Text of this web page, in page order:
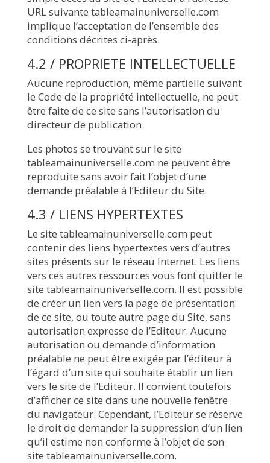
URL suivante tableamainuniverselle.com
implique l’acceptation de l’ensemble des
conditions décrites ci-après.
4.2 / PROPRIETE INTELLECTUELLE
Aucune reproduction, même partielle suivant
le Code de la propriété intellectuelle, ne peut
être faite de ce site sans l’autorisation du
directeur de publication.
Les photos se trouvant sur le site
tableamainuniverselle.com ne peuvent être
reproduite sans avoir fait l’objet d’une
demande préalable à l’Editeur du Site.
4.3 / LIENS HYPERTEXTES
Le site tableamainuniverselle.com peut
contenir des liens hypertextes vers d’autres
sites présents sur le réseau Internet. Les liens
vers ces autres ressources vous font quitter le
site tableamainuniverselle.com. Il est possible
de créer un lien vers la page de présentation
de ce site, ou toute autre page du Site, sans
autorisation expresse de l’Editeur. Aucune
autorisation ou demande d’information
préalable ne peut être exigée par l’éditeur à
l’égard d’un site qui souhaite établir un lien
vers le site de l’Editeur. Il convient toutefois
d’afficher ce site dans une nouvelle fenêtre
du navigateur. Cependant, l’Editeur se réserve
le droit de demander la suppression d’un lien
qu’il estime non conforme à l’objet de son
site tableamainuniverselle.com.